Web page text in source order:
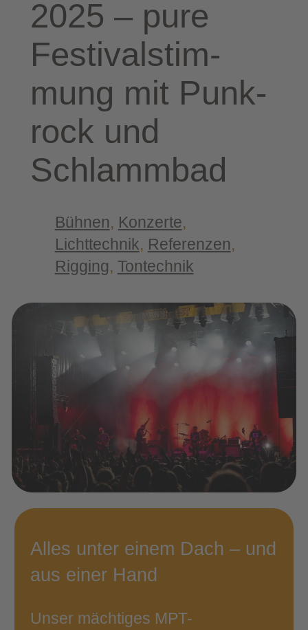
2025 – pure
Fes­ti­val­stim­
mung mit Punk­
rock und
Schlammbad
Bühnen, Konzerte
Lichttechnik, Referenzen
Rigging, Tontechnik
Alles unter einem Dach – und
aus einer Hand
Unser mäch­ti­ges MPT-​